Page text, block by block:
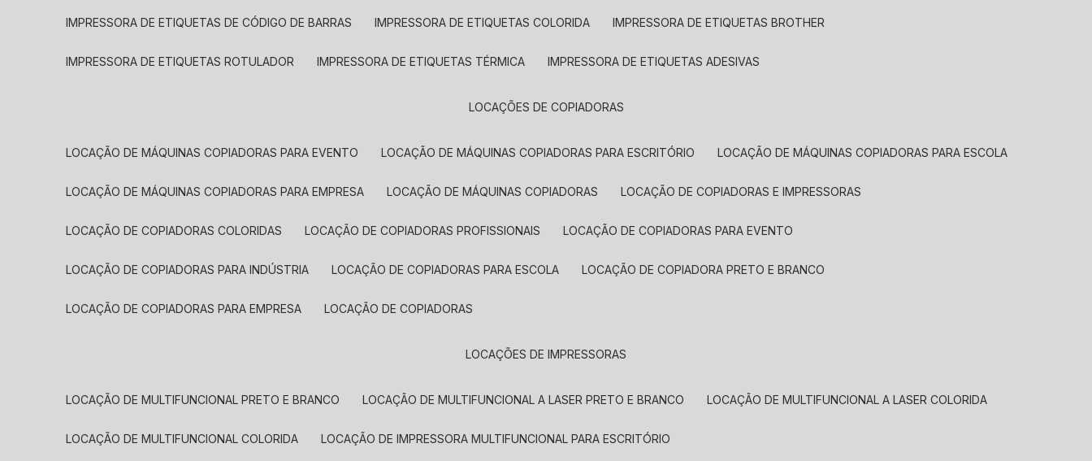
IMPRESSORA DE ETIQUETAS DE CÓDIGO DE BARRAS IMPRESSORA DE ETIQUETAS COLORIDA IMPRESSORA DE ETIQUETAS BROTHER
IMPRESSORA DE ETIQUETAS ROTULADOR IMPRESSORA DE ETIQUETAS TÉRMICA IMPRESSORA DE ETIQUETAS ADESIVAS
LOCAÇÕES DE COPIADORAS
LOCAÇÃO DE MÁQUINAS COPIADORAS PARA EVENTO LOCAÇÃO DE MÁQUINAS COPIADORAS PARA ESCRITÓRIO LOCAÇÃO DE MÁQUINAS COPIADORAS PARA ESCOLA
LOCAÇÃO DE MÁQUINAS COPIADORAS PARA EMPRESA LOCAÇÃO DE MÁQUINAS COPIADORAS LOCAÇÃO DE COPIADORAS E IMPRESSORAS
LOCAÇÃO DE COPIADORAS COLORIDAS LOCAÇÃO DE COPIADORAS PROFISSIONAIS LOCAÇÃO DE COPIADORAS PARA EVENTO
LOCAÇÃO DE COPIADORAS PARA INDÚSTRIA LOCAÇÃO DE COPIADORAS PARA ESCOLA LOCAÇÃO DE COPIADORA PRETO E BRANCO
LOCAÇÃO DE COPIADORAS PARA EMPRESA LOCAÇÃO DE COPIADORAS
LOCAÇÕES DE IMPRESSORAS
LOCAÇÃO DE MULTIFUNCIONAL PRETO E BRANCO LOCAÇÃO DE MULTIFUNCIONAL A LASER PRETO E BRANCO LOCAÇÃO DE MULTIFUNCIONAL A LASER COLORIDA
LOCAÇÃO DE MULTIFUNCIONAL COLORIDA LOCAÇÃO DE IMPRESSORA MULTIFUNCIONAL PARA ESCRITÓRIO